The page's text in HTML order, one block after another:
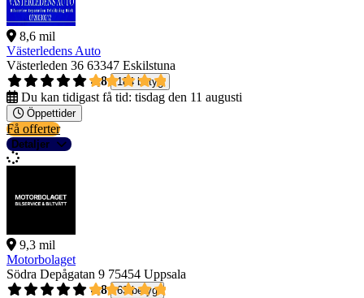
8,6 mil
Västerledens Auto
Västerleden 36 63347 Eskilstuna
4,8
184 betyg
Du kan tidigast få tid: tisdag den 11 augusti
Öppettider
Få offerter
Detaljer
9,3 mil
Motorbolaget
Södra Depågatan 9 75454 Uppsala
4,8
63 betyg